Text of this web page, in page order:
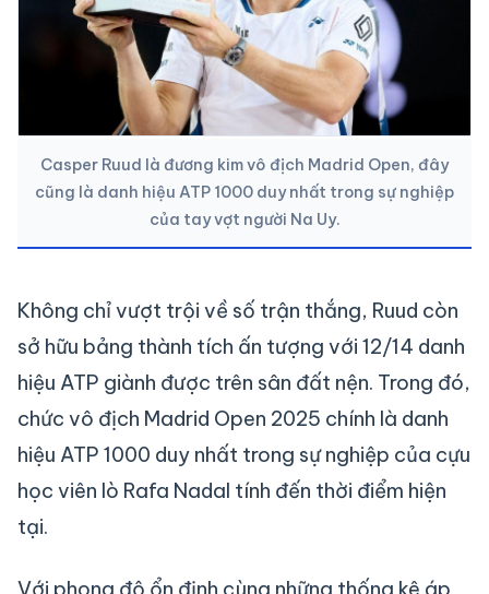
Casper Ruud là đương kim vô địch Madrid Open, đây
cũng là danh hiệu ATP 1000 duy nhất trong sự nghiệp
của tay vợt người Na Uy.
Không chỉ vượt trội về số trận thắng, Ruud còn
sở hữu bảng thành tích ấn tượng với 12/14 danh
hiệu ATP giành được trên sân đất nện. Trong đó,
chức vô địch Madrid Open 2025 chính là danh
hiệu ATP 1000 duy nhất trong sự nghiệp của cựu
học viên lò Rafa Nadal tính đến thời điểm hiện
tại.